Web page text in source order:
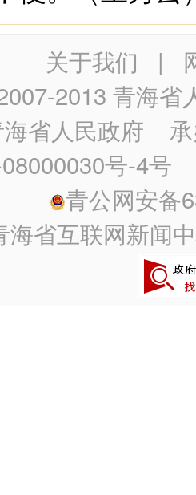
关于我们 |
2013 青海省
省人民政府 承
号-4号
青公网安备
海省互联网新闻